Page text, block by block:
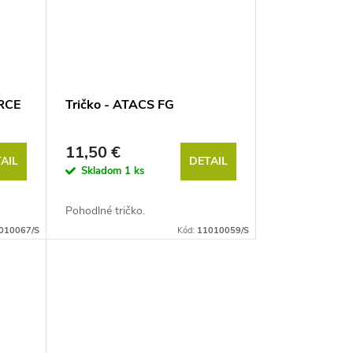
S
Tričko - ATACS FG
11,50 €
Skladom 1 ks
DETAIL
Pohodlné tričko.
Kód: 11010059/S